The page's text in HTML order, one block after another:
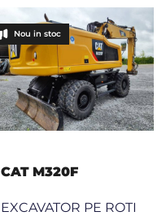
Nou in stoc
CAT M320F
EXCAVATOR PE ROTI